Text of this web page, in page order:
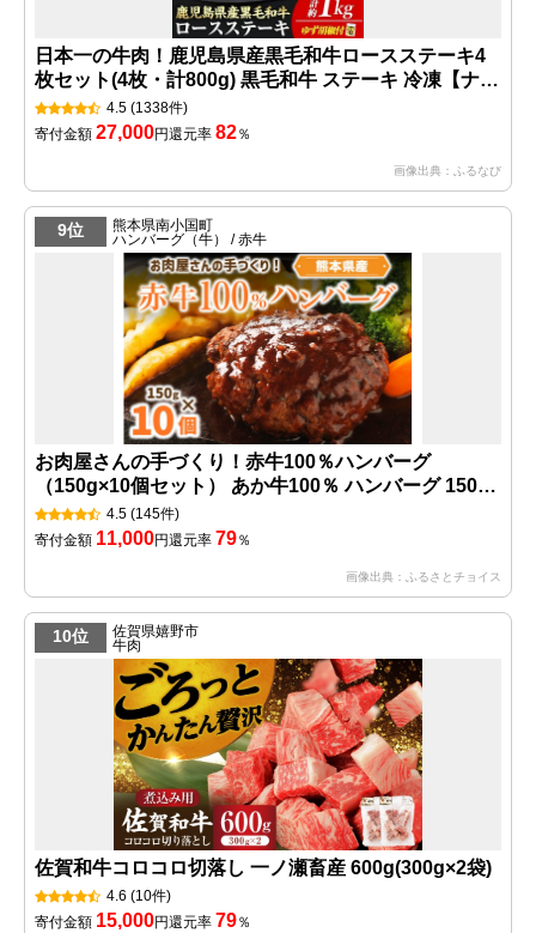
日本一の牛肉！鹿児島県産黒毛和牛ロースステーキ4
枚セット(4枚・計800g) 黒毛和牛 ステーキ 冷凍【ナン
チク】
4.5 (1338件)
寄付金額 27,000円還元率 82％
画像出典：ふるなび
9位
熊本県南小国町
ハンバーグ（牛） / 赤牛
お肉屋さんの手づくり！赤牛100％ハンバーグ
（150g×10個セット） あか牛100％ ハンバーグ 150g
10個 国産牛 和牛 牛 あか牛 ハンバーグステーキ セッ
ト 個包装 牛100％ 冷凍 ギフト 熊本 阿蘇 南小国町 送
4.5 (145件)
寄付金額 11,000円還元率 79％
画像出典：ふるさとチョイス
10位
佐賀県嬉野市
牛肉
佐賀和牛コロコロ切落し 一ノ瀬畜産 600g(300g×2袋)
4.6 (10件)
寄付金額 15,000円還元率 79％